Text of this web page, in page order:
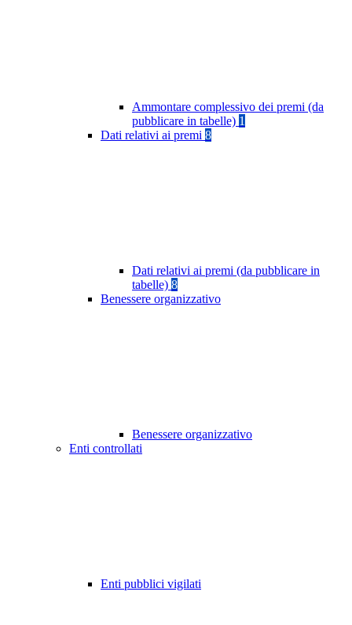
Ammontare complessivo dei premi (da
pubblicare in tabelle) 1
Dati relativi ai premi 8
Dati relativi ai premi (da pubblicare in
tabelle) 8
Benessere organizzativo
Benessere organizzativo
Enti controllati
Enti pubblici vigilati